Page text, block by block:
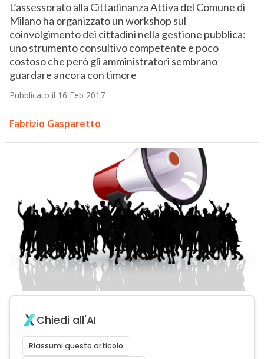
L’assessorato alla Cittadinanza Attiva del Comune di
Milano ha organizzato un workshop sul
coinvolgimento dei cittadini nella gestione pubblica:
uno strumento consultivo competente e poco
costoso che però gli amministratori sembrano
guardare ancora con timore
Pubblicato il 16 Feb 2017
Fabrizio Gasparetto
Chiedi all'AI
Riassumi questo articolo